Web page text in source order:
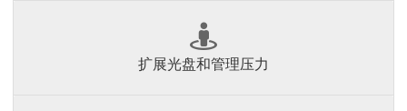
扩展光盘和管理压力